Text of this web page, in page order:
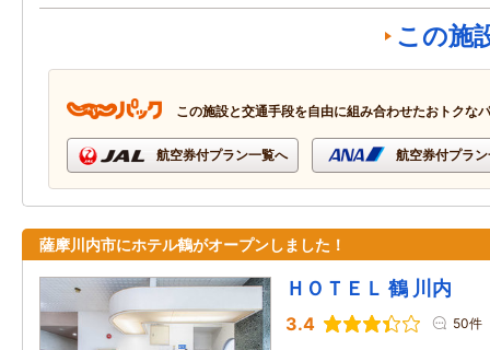
この施
この施設と交通手段を自由に組み合わせたおトクな
航空券付プラン一覧へ 航空券付プラ
薩摩川内市にホテル鶴がオープンしました！
ＨＯＴＥＬ 鶴 川内
3.4 50件